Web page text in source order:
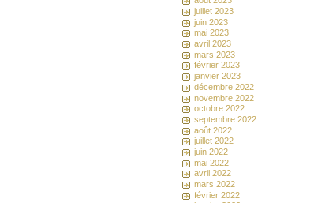
juillet 2023
juin 2023
mai 2023
avril 2023
mars 2023
février 2023
janvier 2023
décembre 2022
novembre 2022
octobre 2022
septembre 2022
août 2022
juillet 2022
juin 2022
mai 2022
avril 2022
mars 2022
février 2022